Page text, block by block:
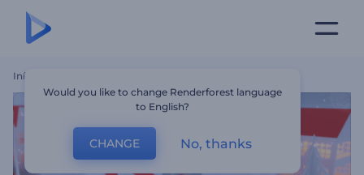
Início
Would you like to change Renderforest language
to English?
CHANGE No, thanks